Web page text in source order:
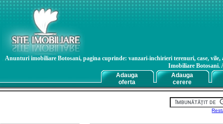
Anunturi imobiliare Botosani, pagina cuprinde: vanzari-inchirieri terenuri, case,
Imobiliare Botosani.
Adauga
oferta
Adauga
cerere